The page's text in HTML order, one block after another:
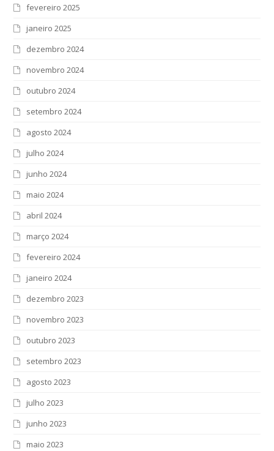
fevereiro 2025
janeiro 2025
dezembro 2024
novembro 2024
outubro 2024
setembro 2024
agosto 2024
julho 2024
junho 2024
maio 2024
abril 2024
março 2024
fevereiro 2024
janeiro 2024
dezembro 2023
novembro 2023
outubro 2023
setembro 2023
agosto 2023
julho 2023
junho 2023
maio 2023